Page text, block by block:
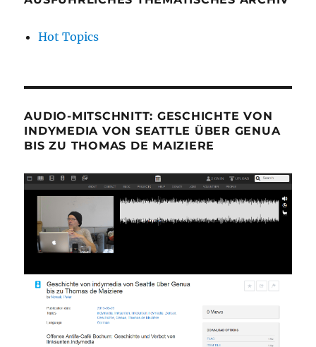
Hot Topics
AUDIO-MITSCHNITT: GESCHICHTE VON
INDYMEDIA VON SEATTLE ÜBER GENUA
BIS ZU THOMAS DE MAIZIERE